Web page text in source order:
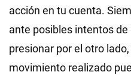
acción en tu cuenta.
ante posibles intentos
presionar por el otro
movimiento realizado